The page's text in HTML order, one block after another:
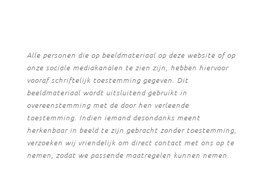
Alle personen die op beeldmateriaal op deze website of op
onze sociale mediakanalen te zien zijn, hebben hiervoor
vooraf schriftelijk toestemming gegeven. Dit
beeldmateriaal wordt uitsluitend gebruikt in
overeenstemming met de door hen verleende
toestemming. Indien iemand desondanks meent
herkenbaar in beeld te zijn gebracht zonder toestemming,
verzoeken wij vriendelijk om direct contact met ons op te
nemen, zodat we passende maatregelen kunnen nemen.